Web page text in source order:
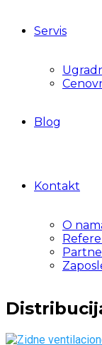
Servis
Blog
Kontakt
O